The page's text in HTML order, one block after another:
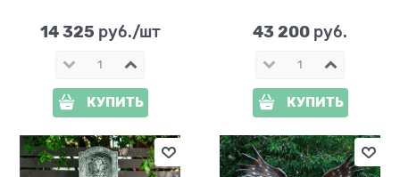
14 325 руб./шт
КУПИТЬ
43 200 руб.
КУПИТЬ